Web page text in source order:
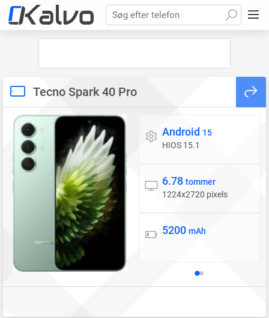
Søg efter telefon
Tecno Spark 40 Pro
Styresystem
Android 15
HIOS 15.1
Skærm
6.78 tommer
1224x2720 pixels
Batteri
5200 mAh